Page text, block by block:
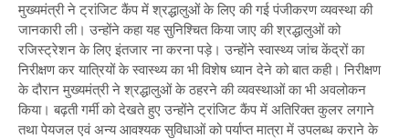
मुख्यमंत्री ने ट्रांजिट कैंप में श्रद्धालुओं के लिए की गई पंजीकरण व्यवस्था की
जानकारी ली। उन्होंने कहा यह सुनिश्चित किया जाए की श्रद्धालुओं को
रजिस्ट्रेशन के लिए इंतजार ना करना पड़े। उन्होंने स्वास्थ्य जांच केंद्रों का
निरीक्षण कर यात्रियों के स्वास्थ्य का भी विशेष ध्यान देने को बात कही। निरीक्षण
के दौरान मुख्यमंत्री ने श्रद्धालुओं के ठहरने की व्यवस्थाओं का भी अवलोकन
किया। बढ़ती गर्मी को देखते हुए उन्होंने ट्रांजिट कैंप में अतिरिक्त कुलर लगाने
तथा पेयजल एवं अन्य आवश्यक सुविधाओं को पर्याप्त मात्रा में उपलब्ध कराने के